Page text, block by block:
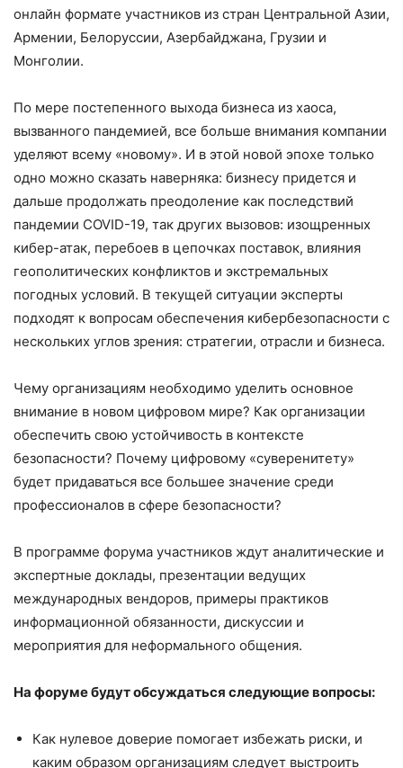
онлайн формате участников из стран Центральной Азии,
Армении, Белоруссии, Азербайджана, Грузии и
Монголии.
По мере постепенного выхода бизнеса из хаоса,
вызванного пандемией, все больше внимания компании
уделяют всему «новому». И в этой новой эпохе только
одно можно сказать наверняка: бизнесу придется и
дальше продолжать преодоление как последствий
пандемии COVID-19, так других вызовов: изощренных
кибер-атак, перебоев в цепочках поставок, влияния
геополитических конфликтов и экстремальных
погодных условий. В текущей ситуации эксперты
подходят к вопросам обеспечения кибербезопасности с
нескольких углов зрения: стратегии, отрасли и бизнеса.
Чему организациям необходимо уделить основное
внимание в новом цифровом мире? Как организации
обеспечить свою устойчивость в контексте
безопасности? Почему цифровому «суверенитету»
будет придаваться все большее значение среди
профессионалов в сфере безопасности?
В программе форума участников ждут аналитические и
экспертные доклады, презентации ведущих
международных вендоров, примеры практиков
информационной обязанности, дискуссии и
мероприятия для неформального общения.
На форуме будут обсуждаться следующие вопросы:
Как нулевое доверие помогает избежать риски, и
каким образом организациям следует выстроить